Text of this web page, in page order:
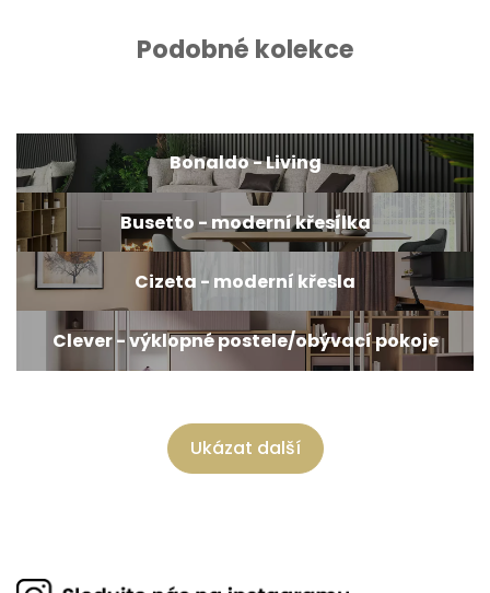
Podobné kolekce
Bonaldo - Living
Busetto - moderní křesílka
Cizeta - moderní křesla
Clever - výklopné postele/obývací pokoje
Ukázat další